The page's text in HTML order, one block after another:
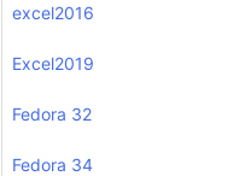
excel2016
Excel2019
Fedora 32
Fedora 34